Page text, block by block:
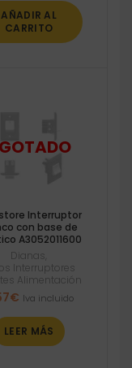
AÑADIR AL
CARRITO
Interruptor
con base de
A3052011600
Dianas
Interruptores
Alimentación
€ Iva incluido
LEER MÁS